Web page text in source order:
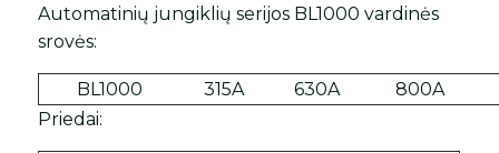
Automatinių jungiklių serijos BL1000 vardinės
srovės:
BL1000 315A 630A
800A
Priedai: